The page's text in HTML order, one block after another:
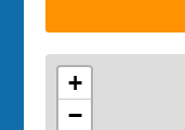
+
−